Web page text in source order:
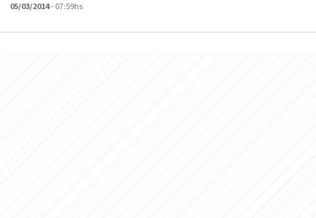
05/03/2014- 07:59hs